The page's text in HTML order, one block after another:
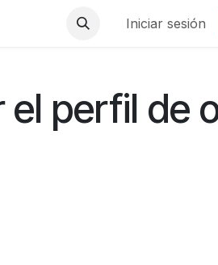
Iniciar sesión
el perfil de